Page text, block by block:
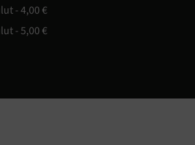
- 4,00 €
- 5,00 €